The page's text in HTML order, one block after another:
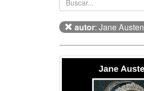
autor: Jane Austen